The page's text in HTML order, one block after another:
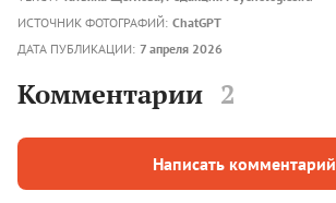
ИСТОЧНИК ФОТОГРАФИЙ: ChatGPT
ДАТА ПУБЛИКАЦИИ: 7 апреля 2026
Комментарии 2
Написать комментарий